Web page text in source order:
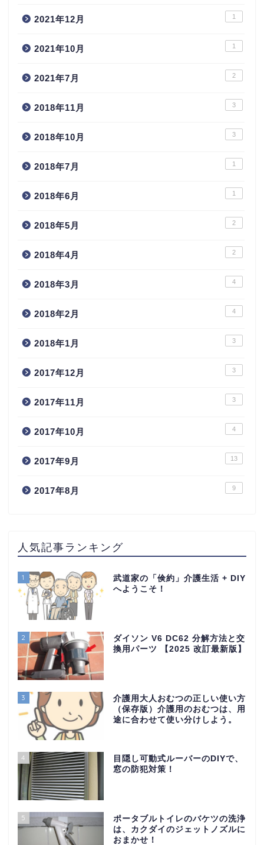
2021年12月 1
2021年10月 1
2021年7月 2
2018年11月 3
2018年10月 3
2018年7月 1
2018年6月 1
2018年5月 2
2018年4月 2
2018年3月 4
2018年2月 4
2018年1月 3
2017年12月 3
2017年11月 3
2017年10月 4
2017年9月 13
2017年8月 9
人気記事ランキング
1
武道家の「倹約」介護生活 + DIY
へようこそ！
2
ダイソン V6 DC62 分解方法と交
換用パーツ 【2025 改訂最新版】
3
介護用大人おむつの正しい使い方
（保存版）介護用のおむつは、用
途に合わせて使い分けしよう。
4
目隠し可動式ルーバーのDIYで、
窓の防犯対策！
5
ポータブルトイレのバケツの洗浄
は、カクダイのジェットノズルに
おまかせ！